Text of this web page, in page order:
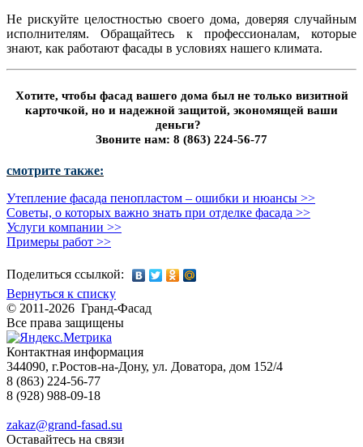
Не рискуйте целостностью своего дома, доверяя случайным
исполнителям. Обращайтесь к профессионалам, которые
знают, как работают фасады в условиях нашего климата.
Хотите, чтобы фасад вашего дома был не только визитной
карточкой, но и надежной защитой, экономящей ваши
деньги?
Звоните нам: 8 (863) 224-56-77
смотрите также:
Утепление фасада пенопластом – ошибки и нюансы >>
Советы, о которых важно знать при отделке фасада >>
Услуги компании >>
Примеры работ >>
Поделиться ссылкой:
Вернуться к списку
© 2011-2026 Гранд-Фасад
Все права защищены
Контактная информация
344090, г.Ростов-на-Дону, ул. Доватора, дом 152/4
8 (863) 224-56-77
8 (928) 988-09-18
zakaz@grand-fasad.su
Оставайтесь на связи